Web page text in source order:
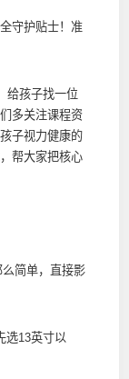
守护贴士！准
给孩子找一位
多关注课程资
子视力健康的
帮大家把核心
简单，直接影
13英寸以